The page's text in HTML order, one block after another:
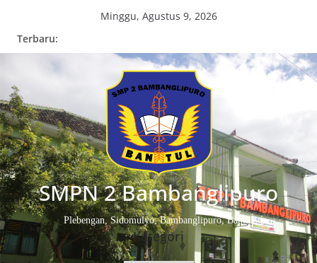
Minggu, Agustus 9, 2026
Terbaru:
SMPN 2 Bambanglipuro
Plebengan, Sidomulyo, Bambanglipuro, Bantul
Kategori